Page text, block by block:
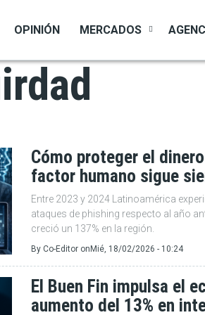
OPINIÓN MERCADOS
Cómo proteger el
factor humano sigue
Entre 2023 y 2024 Latinoamérica
ataques de phishing respecto al año
creció un 137% en la región.
By Co-Editor on Mié, 18/02/2026 - 10:24
El Buen Fin impulsa el
aumento del 13% en